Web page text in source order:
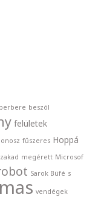
berbere beszól
felületek
fűszeres Hoppá
megérett Microsof
Sarok Büfé s
vendégek